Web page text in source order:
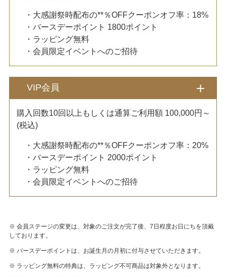
・大感謝祭時配布の**％OFFクーポンオフ率：18%
・バースデーポイント 1800ポイント
・ラッピング無料
・会員限定イベントへのご招待
VIP会員
購入回数10回以上もしくは通算ご利用額 100,000円～
(税込)
・大感謝祭時配布の**％OFFクーポンオフ率：20%
・バースデーポイント 2000ポイント
・ラッピング無料
・会員限定イベントへのご招待
※ 会員ステージの変更は、対象のご注文が完了後、7日程度お日にちを頂戴
しております。
※ バースデーポイントは、お誕生月の月初に付与させていただきます。
※ ラッピング無料の特典は、ラッピング不可商品は対象外となります。